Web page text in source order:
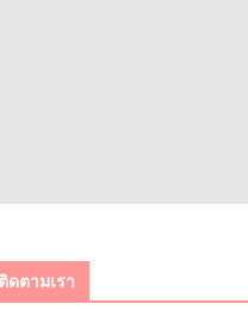
ดตามเรา